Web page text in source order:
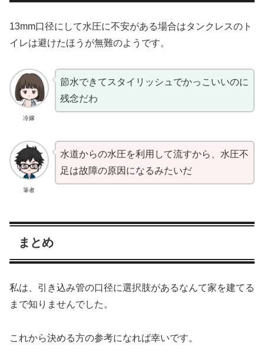
13mm口径にして水圧に不安がある場合はタンクレスのト
イレは避けたほうが無難のようです。
冷嫁
節水できてスタイリッシュでかっこいいのに
残念だわ
筆者
水道からの水圧を利用して流すから、水圧不
足は故障の原因になるみたいだ
まとめ
私は、引き込み管の口径に選択肢があるなんて家を建てる
まで知りませんでした。
これから決める方の参考になれば幸いです。